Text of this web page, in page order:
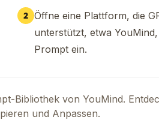
NO COMPROMISE.
hochwertig wirken und
Sie einen satten
2 Öffne eine Plattform, die
unterstützt, etwa
Prompt ein.
Bibliothek von YouMind.
und Anpassen.